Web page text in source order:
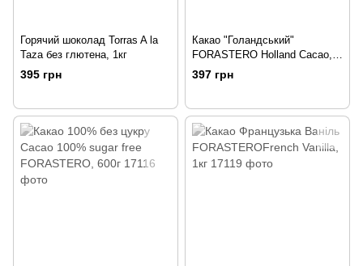
Горячий шоколад Torras A la
Taza без глютена, 1кг
395 грн
Какао "Голандський"
FORASTERO Holland Cacao,
1кг
397 грн